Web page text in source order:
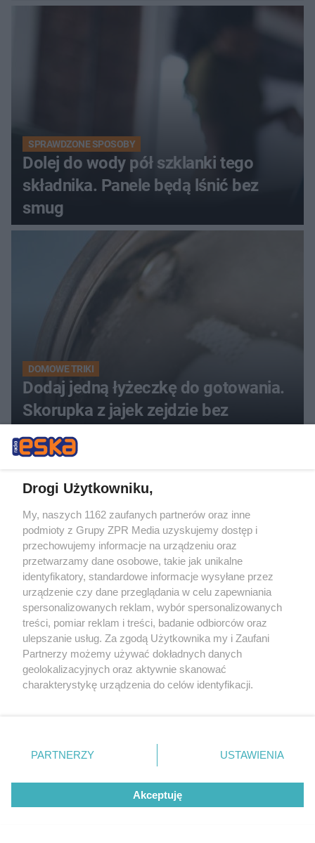
SPRAWDZONE SPOSOBY
Dolej do wody pół szklanki tego
składnika. Panele będą lśnić bez
smug
DOMOWE TRIKI
Dodaj jedną łyżeczkę do gotowania.
Skorupka z jajek zejdzie bez
problemu
Drogi Użytkowniku,
My, naszych 1162 zaufanych partnerów oraz inne
podmioty z Grupy ZPR Media uzyskujemy dostęp i
przechowujemy informacje na urządzeniu oraz
przetwarzamy dane osobowe, takie jak unikalne
identyfikatory, standardowe informacje wysyłane przez
urządzenie czy dane przeglądania w celu zapewniania
spersonalizowanych reklam, wybór spersonalizowanych
treści, pomiar reklam i treści, badanie odbiorców oraz
ulepszanie usług. Za zgodą Użytkownika my i Zaufani
Partnerzy możemy używać dokładnych danych
geolokalizacyjnych oraz aktywnie skanować
charakterystykę urządzenia do celów identyfikacji.
zmienić/wycofać klikając przycisk ustawień prywatności
znajdujący się w lewym dolnym rogu strony
rodzaje przetwarzania danych nie wymagają zgody
użytkownika, ale masz prawo sprzeciwić się takiemu
przetwarzaniu. Preferencje będą miały zastosowanie tylko
PARTNERZY USTAWIENIA
Akceptuję